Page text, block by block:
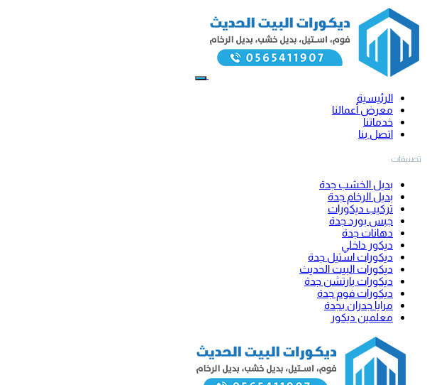
الرئيسية
معرض أعمالنا
خدماتنا
اتصل بنا
تصنيفات
بديل الخشب جدة
بديل الرخام جدة
تركيب ديكورات
جبس بورد جدة
دهانات جدة
ديكور داخلي
ديكورات استيل جدة
ديكورات البيت الحديث
ديكورات بارتشن جدة
ديكورات فوم جدة
مرايا جدران بجدة
معلمين ديكور